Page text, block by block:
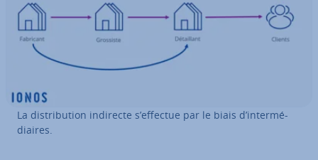
La dis­tri­bu­tion indirecte s’effectue par le biais d’in­ter­mé­
diaires.